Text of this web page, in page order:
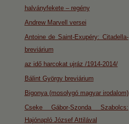
halványfekete – regény
Andrew Marvell versei
Antoine de Saint-Exupéry: Citadella-
breviárium
az idő harcokat ujráz /1914-2014/
Bálint György breviárium
Bigonya (mosolygó magyar irodalom)
Cseke Gábor-Szonda Szabolcs:
Hajónapló József Attilával